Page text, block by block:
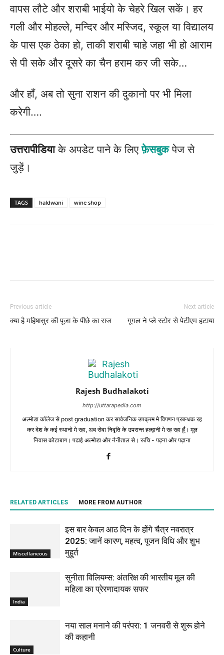
वापस लौटे और शराबी भाईयो के चेहरे खिल सकें। हर
गली और मोहल्ले, मन्दिर और मस्जिद, स्कूल या विद्यालय
के पास एक ठेका हो, ताकी शराबी चाहे जहा भी हो आराम
से पी सके और दूसरे का चैन हराम कर जी सके…
और हाँ, अब तो सुना राशन की दुकानो पर भी मिला
करेगी….
उत्तरापीडियाके अपडेट पाने के लिएफ़ेसबुकपेज से
जुड़ें।
TAGS haldwani wine shop
Previous article
क्या है महिषासुर की पूजा के पीछे का राज
Next article
गूगल ने प्ले स्टोर से पेटीएम हटाया
Rajesh Budhalakoti
http://uttarapedia.com
अल्मोडा कॉलेज से post graduation कर सार्वजनिक उपक्रम मे विपणन प्रबन्धक रह
कर देश के कई स्थानो मे रहा, अब सेवा निवृति के उपरान्त हल्द्वानी मे रह रहा हूँ। मूल
निवास कोटाबाग। पढाई अल्मोडा और नैनीताल से। रूचि - पढ़ना और पढ़ाना
RELATED ARTICLES MORE FROM AUTHOR
Miscellaneous
इस बार केवल आठ दिन के होंगे चैत्र नवरात्र
2025: जानें कारण, महत्व, पूजन विधि और शुभ
मुहूर्त
India
सुनीता विलियम्स: अंतरिक्ष की भारतीय मूल की
महिला का प्रेरणादायक सफर
Culture
नया साल मनाने की परंपरा: 1 जनवरी से शुरू होने
की कहानी